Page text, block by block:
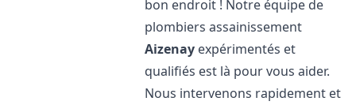
bon endroit ! Notre équipe de
plombiers assainissement
Aizenay expérimentés et
qualifiés est là pour vous aider.
Nous intervenons rapidement et